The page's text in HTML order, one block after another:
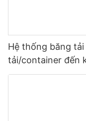
Hệ thống băng
tải/container đến